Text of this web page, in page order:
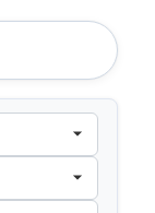
Zartköruen